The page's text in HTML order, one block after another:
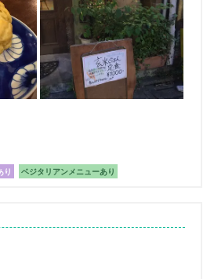
り ベジタリアンメニューあり